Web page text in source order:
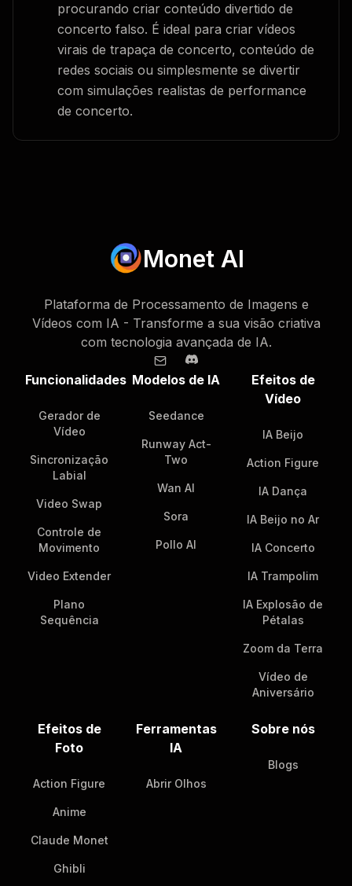
procurando criar conteúdo divertido de
concerto falso. É ideal para criar vídeos
virais de trapaça de concerto, conteúdo de
redes sociais ou simplesmente se divertir
com simulações realistas de performance
de concerto.
Monet AI
Plataforma de Processamento de Imagens e
Vídeos com IA - Transforme a sua visão criativa
com tecnologia avançada de IA.
Funcionalidades
Gerador de
Vídeo
Sincronização
Labial
Video Swap
Controle de
Movimento
Video Extender
Plano
Sequência
Modelos de IA
Seedance
Runway Act-
Two
Wan AI
Sora
Pollo AI
Efeitos de
Vídeo
IA Beijo
Action Figure
IA Dança
IA Beijo no Ar
IA Concerto
IA Trampolim
IA Explosão de
Pétalas
Zoom da Terra
Vídeo de
Aniversário
Efeitos de
Foto
Action Figure
Anime
Claude Monet
Ghibli
Ferramentas
IA
Abrir Olhos
Sobre nós
Blogs